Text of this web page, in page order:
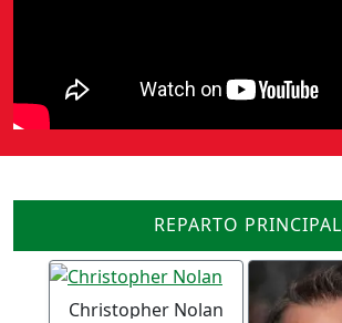
REPARTO PRINCIPAL
Christopher Nolan